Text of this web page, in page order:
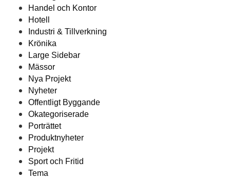
Handel och Kontor
Hotell
Industri & Tillverkning
Krönika
Large Sidebar
Mässor
Nya Projekt
Nyheter
Offentligt Byggande
Okategoriserade
Porträttet
Produktnyheter
Projekt
Sport och Fritid
Tema